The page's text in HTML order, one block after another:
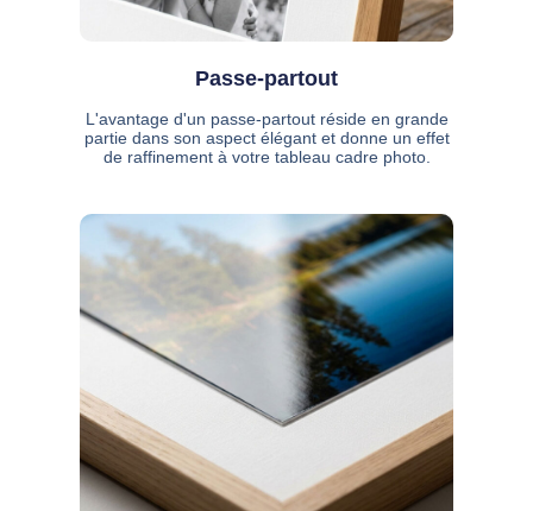
Passe-partout
L'avantage d'un passe-partout réside en grande
partie dans son aspect élégant et donne un effet
de raffinement à votre tableau cadre photo.